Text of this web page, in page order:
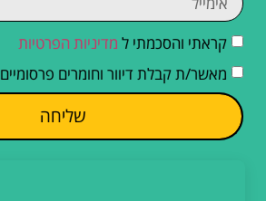
קראתי והסכמתי ל מדיניות הפרטיות
מאשר/ת קבלת דיוור וחומרים פרסומיים
שליחה